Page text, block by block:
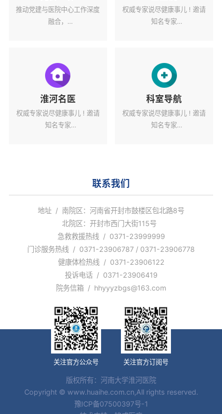
推动党建与医院中心工作深度
融合，
权威专家说尽健康事儿 ! 邀请
知名专家
淮河名医
权威专家说尽健康事儿 ! 邀请
知名专家
科室导航
权威专家说尽健康事儿 ! 邀请
知名专家
联系我们
地址 / 南院区：河南省开封市鼓楼区包北路8号
北院区：开封市西门大街115号
急救救援热线 / 0371-23999999
门诊服务热线 / 0371-23906787 / 0371-23906778
健康体检热线 / 0371-23906122
投诉电话 / 0371-23906419
院务信箱 / hhyyyzbgs@163.com
关注官方公众号 关注官方订阅号
版权所有：河南大学淮河医院
Copyright © www.huaihe.com.cn,All rights reserved.
豫ICP备07500397号-1